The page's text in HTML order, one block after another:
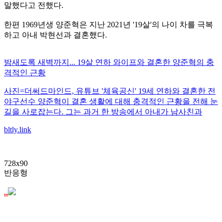
말했다고 전했다.
한편 1969년생 양준혁은 지난 2021년 '19살'의 나이 차를 극복
하고 아내 박현선과 결혼했다.
밤새도록 새벽까지... 19살 연하 와이프와 결혼한 양준혁의 충
격적인 근황
사진=더써드마인드, 유튜브 '체육공신' 19세 연하와 결혼한 전
야구선수 양준혁이 결혼 생활에 대해 충격적인 근황을 전해 눈
길을 사로잡는다. 그는 과거 한 방송에서 아내가 남사친과
bltly.link
728x90
반응형
..